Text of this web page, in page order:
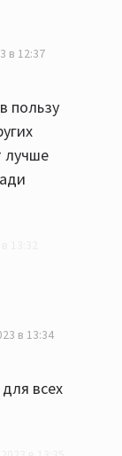
в 12:37
пользу
лучше
У меня
завести
так что
в 13:34
всех